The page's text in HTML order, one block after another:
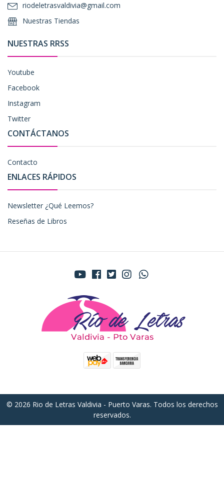
riodeletrasvaldivia@gmail.com
Nuestras Tiendas
NUESTRAS RRSS
Youtube
Facebook
Instagram
Twitter
CONTÁCTANOS
Contacto
ENLACES RÁPIDOS
Newsletter ¿Qué Leemos?
Reseñas de Libros
© 2026 Rio de Letras Valdivia - Puerto Varas. Todos los derechos
reservados.